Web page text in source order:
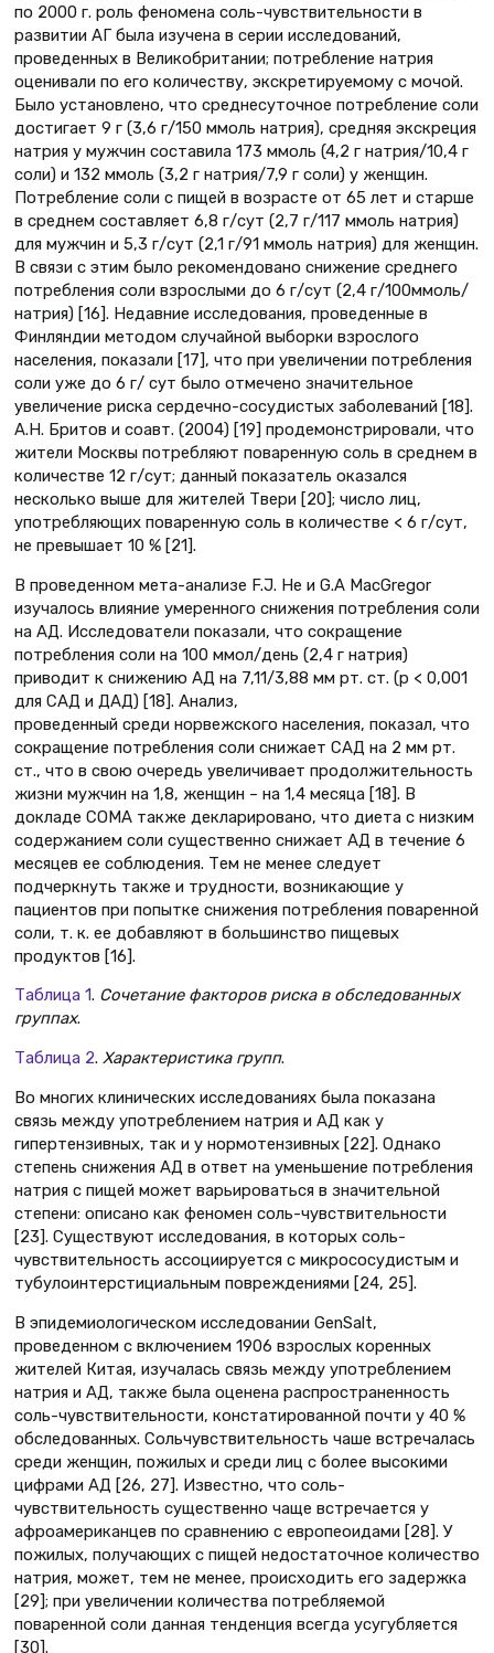
по 2000 г. роль феномена соль-чувствительности в
развитии АГ была изучена в серии исследований,
проведенных в Великобритании; потребление натрия
оценивали по его количеству, экскретируемому с мочой.
Было установлено, что среднесуточное потребление соли
достигает 9 г (3,6 г/150 ммоль натрия), средняя экскреция
натрия у мужчин составила 173 ммоль (4,2 г натрия/10,4 г
соли) и 132 ммоль (3,2 г натрия/7,9 г соли) у женщин.
Потребление соли с пищей в возрасте от 65 лет и старше
в среднем составляет 6,8 г/сут (2,7 г/117 ммоль натрия)
для мужчин и 5,3 г/сут (2,1 г/91 ммоль натрия) для женщин.
В связи с этим было рекомендовано снижение среднего
потребления соли взрослыми до 6 г/сут (2,4 г/100ммоль/
натрия) [16]. Недавние исследования, проведенные в
Финляндии методом случайной выборки взрослого
населения, показали [17], что при увеличении потребления
соли уже до 6 г/ сут было отмечено значительное
увеличение риска сердечно-сосудистых заболеваний [18].
А.Н. Бритов и соавт. (2004) [19] продемонстрировали, что
жители Москвы потребляют поваренную соль в среднем в
количестве 12 г/сут; данный показатель оказался
несколько выше для жителей Твери [20]; число лиц,
употребляющих поваренную соль в количестве < 6 г/сут,
не превышает 10 % [21].
В проведенном мета-анализе F.J. He и G.A MacGregor
изучалось влияние умеренного снижения потребления соли
на АД. Исследователи показали, что сокращение
потребления соли на 100 ммол/день (2,4 г натрия)
приводит к снижению АД на 7,11/3,88 мм рт. ст. (р < 0,001
для САД и ДАД) [18]. Анализ,
проведенный среди норвежского населения, показал, что
сокращение потребления соли снижает САД на 2 мм рт.
ст., что в свою очередь увеличивает продолжительность
жизни мужчин на 1,8, женщин – на 1,4 месяца [18]. В
докладе COMA также декларировано, что диета с низким
содержанием соли существенно снижает АД в течение 6
месяцев ее соблюдения. Тем не менее следует
подчеркнуть также и трудности, возникающие у
пациентов при попытке снижения потребления поваренной
соли, т. к. ее добавляют в большинство пищевых
продуктов [16].
Таблица 1. Сочетание факторов риска в обследованных
группах.
Таблица 2. Характеристика групп.
Во многих клинических исследованиях была показана
связь между употреблением натрия и АД как у
гипертензивных, так и у нормотензивных [22]. Однако
степень снижения АД в ответ на уменьшение потребления
натрия с пищей может варьироваться в значительной
степени: описано как феномен соль-чувствительности
[23]. Существуют исследования, в которых соль-
чувствительность ассоциируется с микрососудистым и
тубулоинтерстициальным повреждениями [24, 25].
В эпидемиологическом исследовании GenSalt,
проведенном с включением 1906 взрослых коренных
жителей Китая, изучалась связь между употреблением
натрия и АД, также была оценена распространенность
соль-чувствительности, констатированной почти у 40 %
обследованных. Сольчувствительность чаше встречалась
среди женщин, пожилых и среди лиц с более высокими
цифрами АД [26, 27]. Известно, что соль-
чувствительность существенно чаще встречается у
афроамериканцев по сравнению с европеоидами [28]. У
пожилых, получающих с пищей недостаточное количество
натрия, может, тем не менее, происходить его задержка
[29]; при увеличении количества потребляемой
поваренной соли данная тенденция всегда усугубляется
[30].